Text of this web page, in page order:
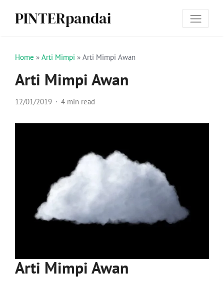
PINTERpandai
Home » Arti Mimpi » Arti Mimpi Awan
Arti Mimpi Awan
12/01/2019 4 min read
Arti Mimpi Awan